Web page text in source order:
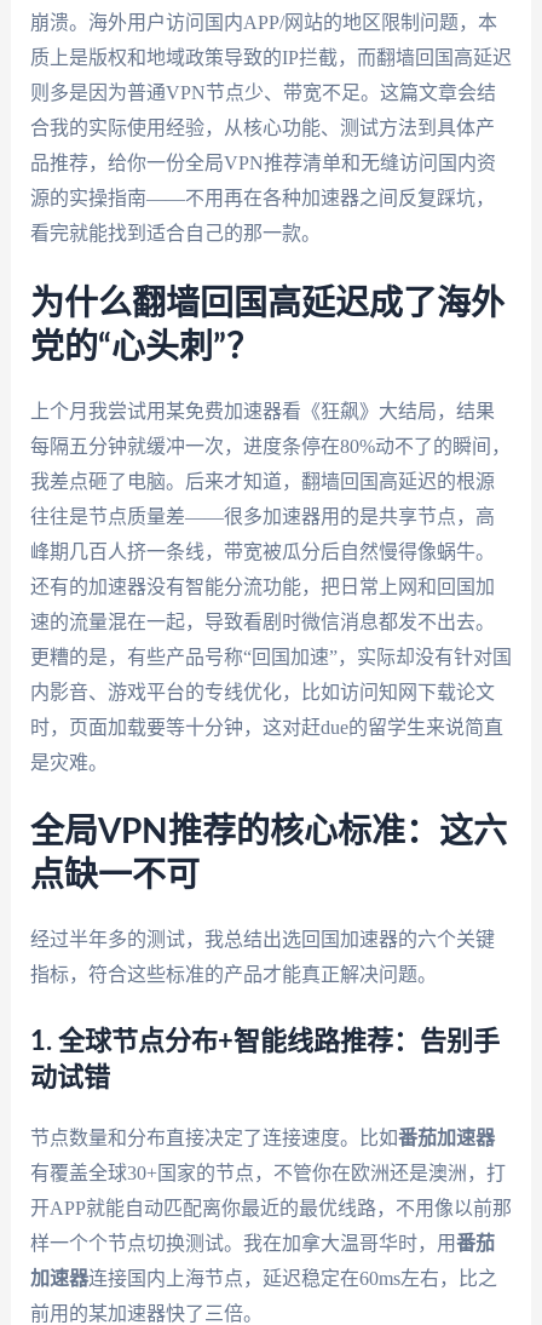
崩溃。海外用户访问国内APP/网站的地区限制问题，本
质上是版权和地域政策导致的IP拦截，而翻墙回国高延迟
则多是因为普通VPN节点少、带宽不足。这篇文章会结
合我的实际使用经验，从核心功能、测试方法到具体产
品推荐，给你一份全局VPN推荐清单和无缝访问国内资
源的实操指南——不用再在各种加速器之间反复踩坑，
看完就能找到适合自己的那一款。
为什么翻墙回国高延迟成了海外
党的“心头刺”？
上个月我尝试用某免费加速器看《狂飙》大结局，结果
每隔五分钟就缓冲一次，进度条停在80%动不了的瞬间，
我差点砸了电脑。后来才知道，翻墙回国高延迟的根源
往往是节点质量差——很多加速器用的是共享节点，高
峰期几百人挤一条线，带宽被瓜分后自然慢得像蜗牛。
还有的加速器没有智能分流功能，把日常上网和回国加
速的流量混在一起，导致看剧时微信消息都发不出去。
更糟的是，有些产品号称“回国加速”，实际却没有针对国
内影音、游戏平台的专线优化，比如访问知网下载论文
时，页面加载要等十分钟，这对赶due的留学生来说简直
是灾难。
全局VPN推荐的核心标准：这六
点缺一不可
经过半年多的测试，我总结出选回国加速器的六个关键
指标，符合这些标准的产品才能真正解决问题。
1. 全球节点分布+智能线路推荐：告别手
动试错
节点数量和分布直接决定了连接速度。比如番茄加速器
有覆盖全球30+国家的节点，不管你在欧洲还是澳洲，打
开APP就能自动匹配离你最近的最优线路，不用像以前那
样一个个节点切换测试。我在加拿大温哥华时，用番茄
加速器连接国内上海节点，延迟稳定在60ms左右，比之
前用的某加速器快了三倍。